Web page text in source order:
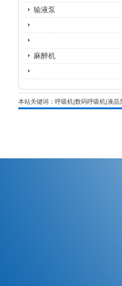
输液泵
麻醉机
本站关键词：呼吸机|数码呼吸机|液